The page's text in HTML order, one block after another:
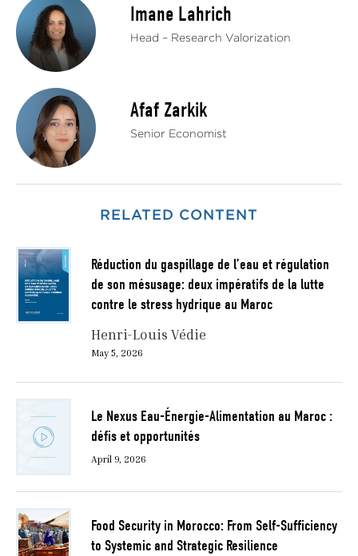
Imane Lahrich
Head – Research Valorization
Afaf Zarkik
Senior Economist
RELATED CONTENT
Réduction du gaspillage de l’eau et régulation
de son mésusage: deux impératifs de la lutte
contre le stress hydrique au Maroc
Henri-Louis Védie
May 5, 2026
Le Nexus Eau-Énergie-Alimentation au Maroc :
défis et opportunités
April 9, 2026
Food Security in Morocco: From Self-Sufficiency
to Systemic and Strategic Resilience